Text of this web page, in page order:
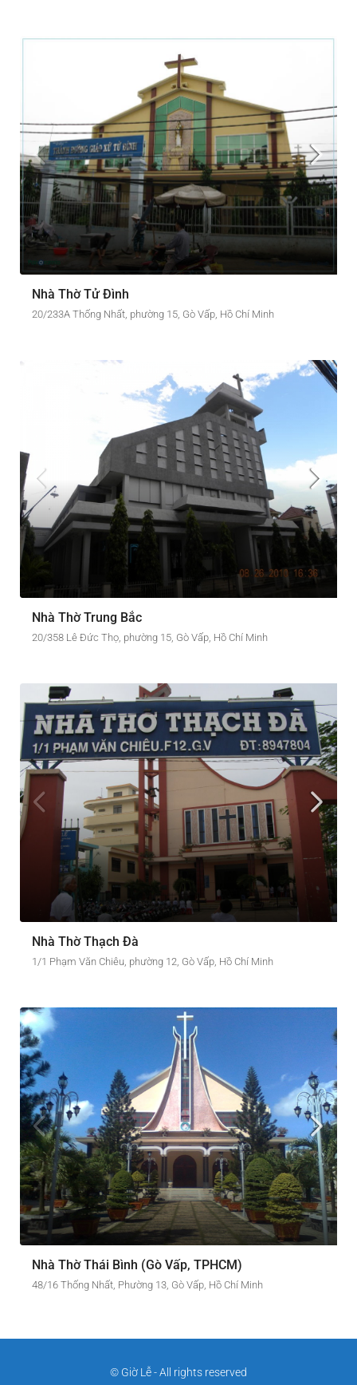
Nhà Thờ Tử Đình
20/233A Thống Nhất, phường 15, Gò Vấp, Hồ Chí Minh
Nhà Thờ Trung Bắc
20/358 Lê Đức Thọ, phường 15, Gò Vấp, Hồ Chí Minh
Nhà Thờ Thạch Đà
1/1 Phạm Văn Chiêu, phường 12, Gò Vấp, Hồ Chí Minh
Nhà Thờ Thái Bình (Gò Vấp, TPHCM)
48/16 Thống Nhất, Phường 13, Gò Vấp, Hồ Chí Minh
© Giờ Lễ - All rights reserved